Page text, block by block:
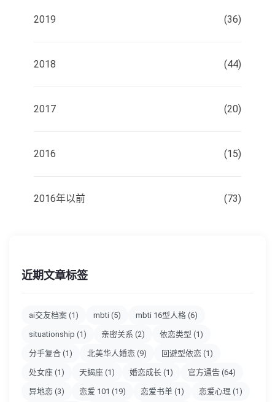
2019 (36)
2018 (44)
2017 (20)
2016 (15)
2016年以前 (73)
近期文章标签
ai交友档案 (1) mbti (5) mbti 16型人格 (6)
situationship (1) 亲密关系 (2) 依恋类型 (1)
分手复合 (1) 北美华人婚恋 (9) 回避型依恋 (1)
处女座 (1) 天蝎座 (1) 婚恋成长 (1) 官方通告 (64)
异地恋 (3) 恋爱 101 (19) 恋爱书单 (1) 恋爱心理 (1)